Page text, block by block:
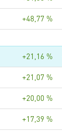
+48,77 %
+21,16 %
+21,07 %
+20,00 %
+17,39 %